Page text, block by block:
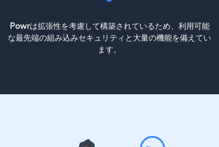
Powrは拡張性を考慮して構築されているため、利用可能
な最先端の組み込みセキュリティと大量の機能を備えてい
ます。